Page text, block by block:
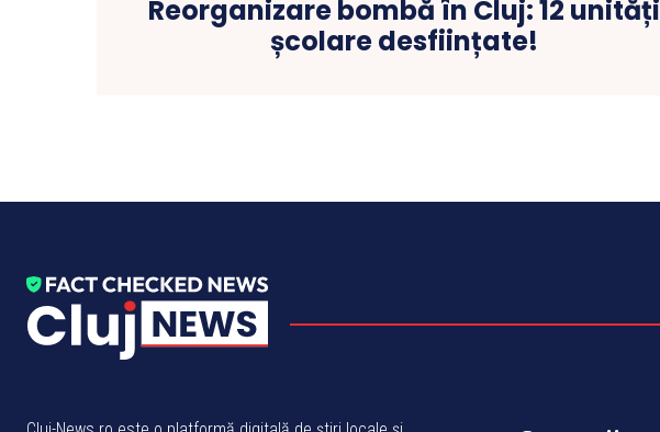
Reorganizare bombă în Cluj: 12 unități
școlare desființate!